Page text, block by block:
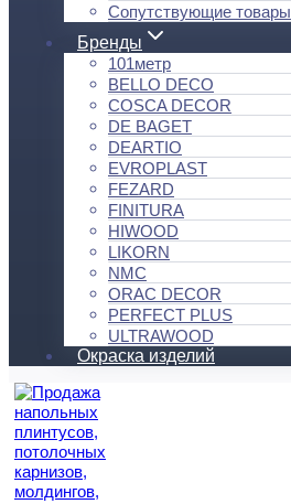
Сопутствующие товары
Бренды
101метр
BELLO DECO
COSCA DECOR
DE BAGET
DEARTIO
EVROPLAST
FEZARD
FINITURA
HIWOOD
LIKORN
NMC
ORAC DECOR
PERFECT PLUS
ULTRAWOOD
Окраска изделий